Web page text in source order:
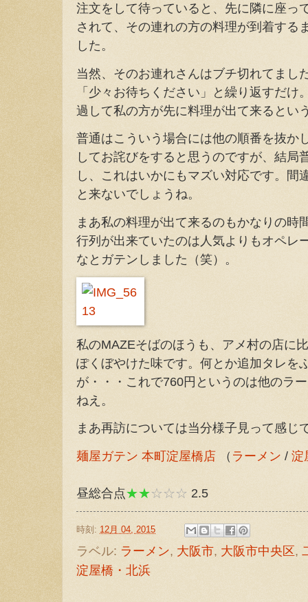
注文をして待っていると、先に隣に座っ
されて、その連れの方の料理が到着する
した。
当然、そのお連れさんはブチ切れてまし
「少々お待ちください」と繰り返すだ
過して私の方が先に料理が出て来るとい
普通はこういう場合には他の順番を抜か
してお詫びをすると思うのですが、結局
し、これはいかにもマズい対応です。間
と来ないでしょうね。
まあ私の料理が出て来るのもかなりの時
行列が出来ていたのは人気よりもオペレ
なとガテンしました（笑）。
私のMAZEそばのほうも、アメ村の店に
ぽくぼやけた味です。何とか追加タレを
が・・・これで760円というのは他のラ
ねえ。
まあ再訪については当分様子見って感じ
麺屋ガテン 本町淀屋橋店 （ ラーメン / 淀
昼総合点★★☆☆☆ 2.5
時刻: 12月 04, 2015
ラベル: ラーメン, 大阪市, 大阪市中央区,
淀屋橋・北浜